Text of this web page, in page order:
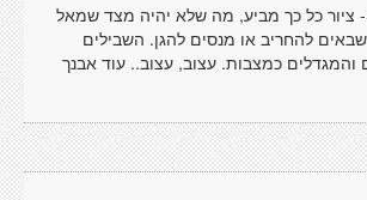
ציור כל כך מביע, מה שלא יהיה מצד שמאל
להחריב או מנסים להגן. השבילים
והמגדלים כמצבות. עצוב, עצוב.. עוד אבנך